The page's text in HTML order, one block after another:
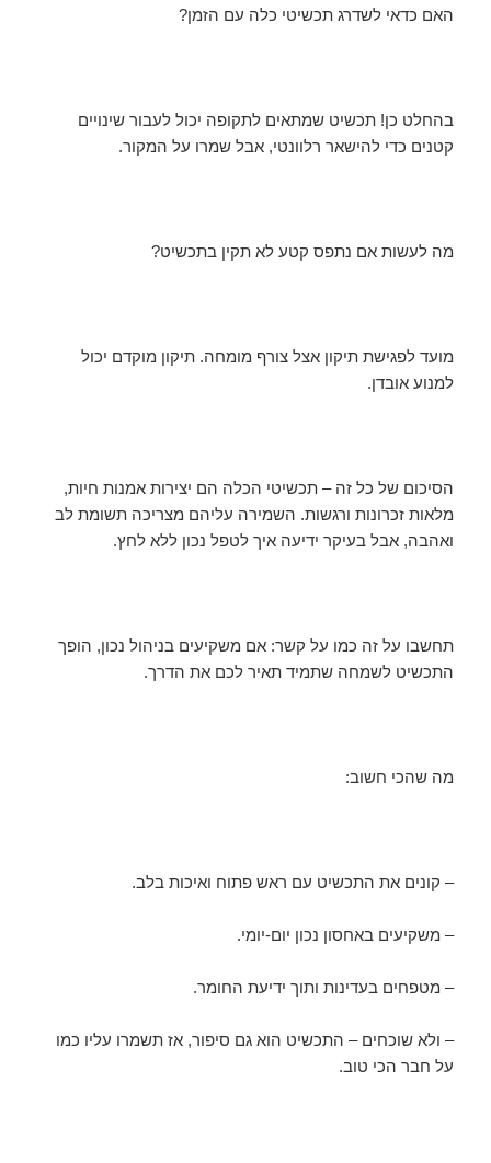
האם כדאי לשדרג תכשיטי כלה עם הזמן?
בהחלט כן! תכשיט שמתאים לתקופה יכול לעבור שינויים
קטנים כדי להישאר רלוונטי, אבל שמרו על המקור.
מה לעשות אם נתפס קטע לא תקין בתכשיט?
מועד לפגישת תיקון אצל צורף מומחה. תיקון מוקדם יכול
למנוע אובדן.
הסיכום של כל זה – תכשיטי הכלה הם יצירות אמנות חיות,
מלאות זכרונות ורגשות. השמירה עליהם מצריכה תשומת לב
ואהבה, אבל בעיקר ידיעה איך לטפל נכון ללא לחץ.
תחשבו על זה כמו על קשר: אם משקיעים בניהול נכון, הופך
התכשיט לשמחה שתמיד תאיר לכם את הדרך.
מה שהכי חשוב:
– קונים את התכשיט עם ראש פתוח ואיכות בלב.
– משקיעים באחסון נכון יום-יומי.
– מטפחים בעדינות ותוך ידיעת החומר.
– ולא שוכחים – התכשיט הוא גם סיפור, אז תשמרו עליו כמו
על חבר הכי טוב.